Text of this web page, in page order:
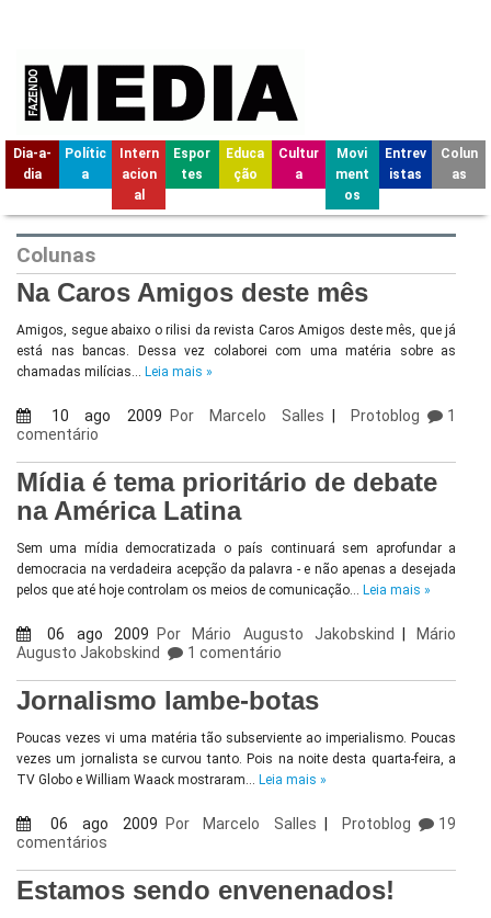
Dia-a-
dia
Polític
a
Intern
acion
al
Espor
tes
Educa
ção
Cultur
a
Movi
ment
os
Entrev
istas
Colun
as
Colunas
Na Caros Amigos deste mês
Amigos, segue abaixo o rilisi da revista Caros Amigos deste mês, que já
está nas bancas. Dessa vez colaborei com uma matéria sobre as
chamadas milícias… Leia mais »
10 ago 2009 PorMarcelo Salles Protoblog
1
comentário
Mídia é tema prioritário de debate
na América Latina
Sem uma mídia democratizada o país continuará sem aprofundar a
democracia na verdadeira acepção da palavra - e não apenas a desejada
pelos que até hoje controlam os meios de comunicação… Leia mais »
06 ago 2009 PorMário Augusto Jakobskind
Mário
Augusto Jakobskind
1 comentário
Jornalismo lambe-botas
Poucas vezes vi uma matéria tão subserviente ao imperialismo. Poucas
vezes um jornalista se curvou tanto. Pois na noite desta quarta-feira, a
TV Globo e William Waack mostraram… Leia mais »
06 ago 2009 PorMarcelo Salles Protoblog
19
comentários
Estamos sendo envenenados!